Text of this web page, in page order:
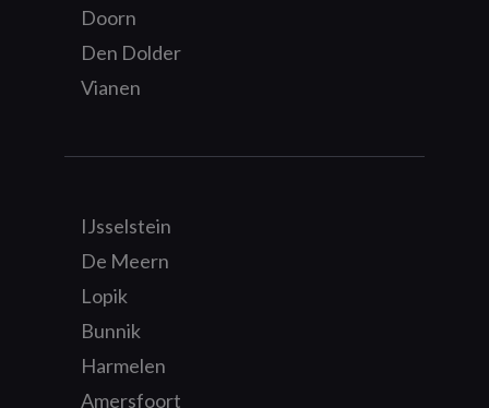
Doorn
Den Dolder
Vianen
IJsselstein
De Meern
Lopik
Bunnik
Harmelen
Amersfoort